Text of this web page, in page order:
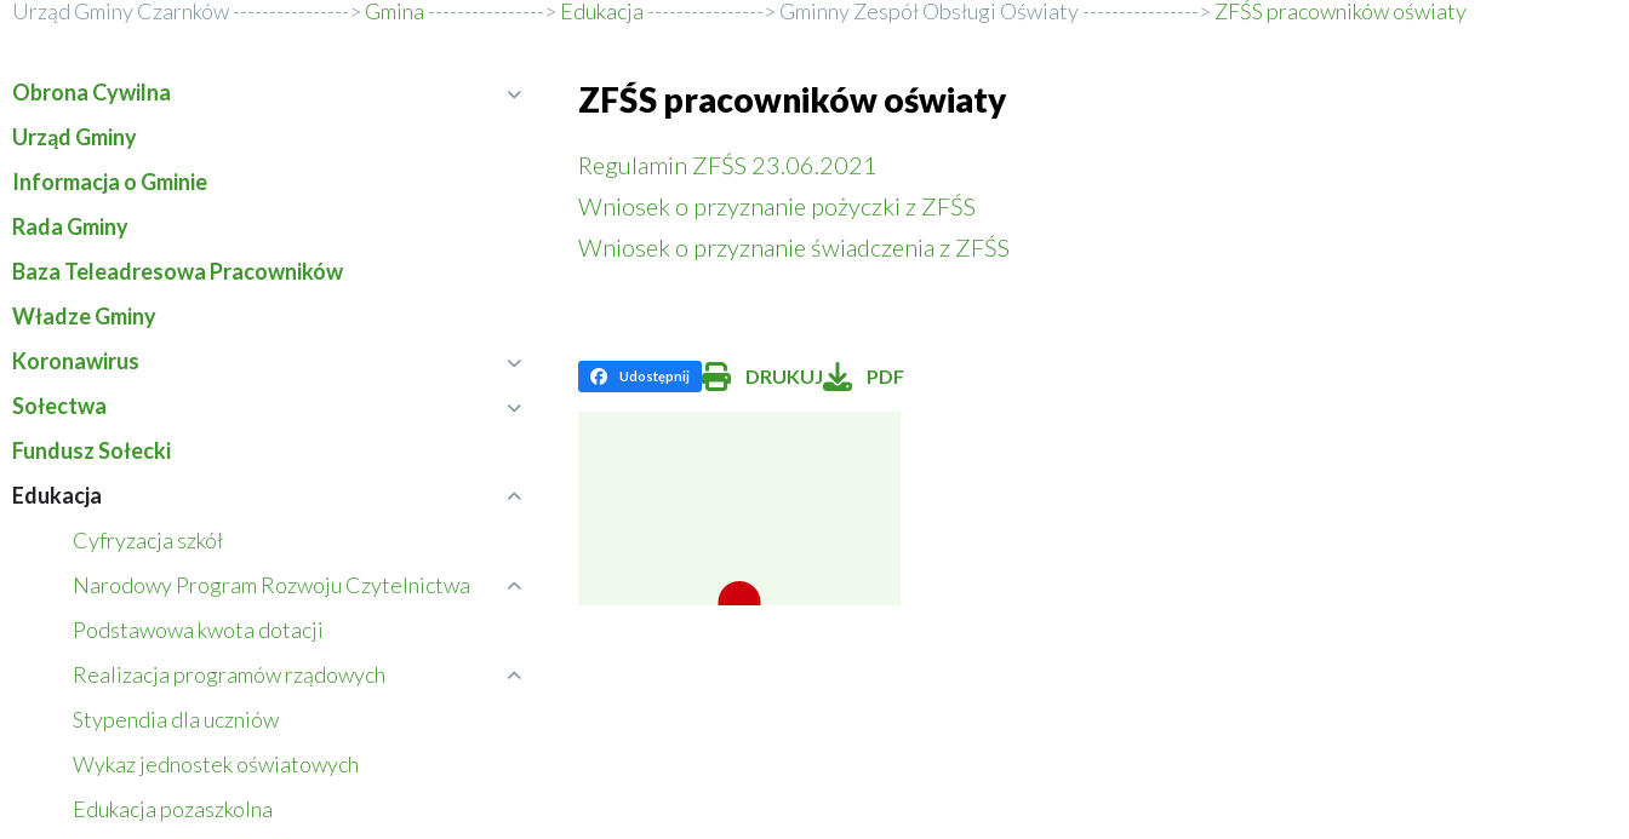
nawigacyjna
Urząd Gminy Czarnków Gmina Edukacja Gminny Zespół Obsługi Oświaty ZFŚS pracowników oświaty
Menu
serwisu
Obrona Cywilna
Urząd Gminy
Informacja o Gminie
Rada Gminy
Baza Teleadresowa Pracowników
Władze Gminy
Koronawirus
Sołectwa
Fundusz Sołecki
Edukacja
Cyfryzacja szkół
Narodowy Program Rozwoju Czytelnictwa
Rozwiń
menu
Program
Podstawowa kwota dotacji
Realizacja programów rządowych
Rozwiń
programów
Stypendia dla uczniów
Wykaz jednostek oświatowych
Edukacja pozaszkolna
ZFŚS pracowników oświaty
Regulamin ZFŚS 23.06.2021
Wniosek o przyznanie pożyczki z ZFŚS
Wniosek o przyznanie świadczenia z ZFŚS
Udostępnij
Facebook
WillDRUKUJ PDF